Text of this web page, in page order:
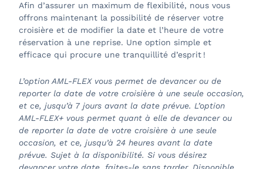
Afin d’assurer un maximum de flexibilité, nous vous
offrons maintenant la possibilité de réserver votre
croisière et de modifier la date et l’heure de votre
réservation à une reprise. Une option simple et
efficace qui procure une tranquillité d’esprit !
L’option AML-FLEX vous permet de devancer ou de
reporter la date de votre croisière à une seule occasion,
et ce, jusqu’à 7 jours avant la date prévue. L’option
AML-FLEX+ vous permet quant à elle de devancer ou
de reporter la date de votre croisière à une seule
occasion, et ce, jusqu’à 24 heures avant la date
prévue. Sujet à la disponibilité. Si vous désirez